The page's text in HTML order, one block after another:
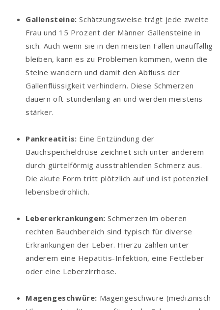
Gallensteine: Schätzungsweise trägt jede zweite
Frau und 15 Prozent der Männer Gallensteine in
sich. Auch wenn sie in den meisten Fällen unauffällig
bleiben, kann es zu Problemen kommen, wenn die
Steine wandern und damit den Abfluss der
Gallenflüssigkeit verhindern. Diese Schmerzen
dauern oft stundenlang an und werden meistens
stärker.
Pankreatitis: Eine Entzündung der
Bauchspeicheldrüse zeichnet sich unter anderem
durch gürtelförmig ausstrahlenden Schmerz aus.
Die akute Form tritt plötzlich auf und ist potenziell
lebensbedrohlich.
Lebererkrankungen: Schmerzen im oberen
rechten Bauchbereich sind typisch für diverse
Erkrankungen der Leber. Hierzu zählen unter
anderem eine Hepatitis-Infektion, eine Fettleber
oder eine Leberzirrhose.
Magengeschwüre: Magengeschwüre (medizinisch